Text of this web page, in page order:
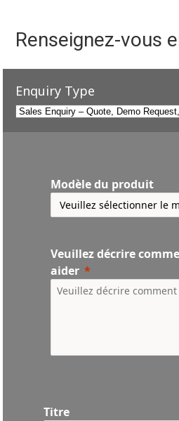
Renseignez-vous
Enquiry Type
Modèle du produit
Veuillez décrire
aider
Titre